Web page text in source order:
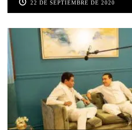
22 DE SEPTIEMBRE DE 2020